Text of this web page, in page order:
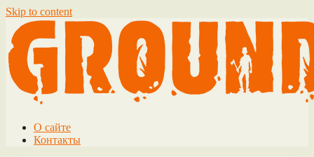
Skip to content
О сайте
Контакты